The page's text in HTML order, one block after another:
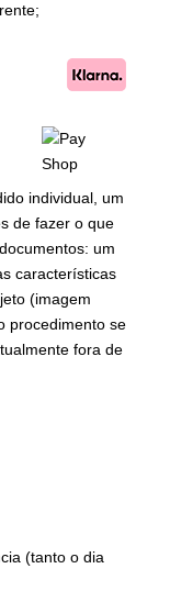
individual, um
de fazer o que
um
características
(imagem
procedimento se
fora de
(tanto o dia